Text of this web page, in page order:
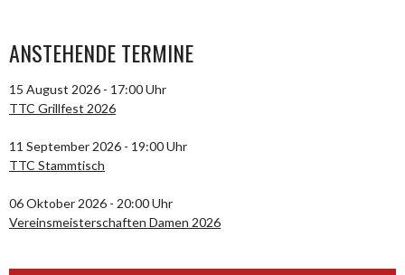
ANSTEHENDE TERMINE
15 August 2026 - 17:00 Uhr
TTC Grillfest 2026
11 September 2026 - 19:00 Uhr
TTC Stammtisch
06 Oktober 2026 - 20:00 Uhr
Vereinsmeisterschaften Damen 2026